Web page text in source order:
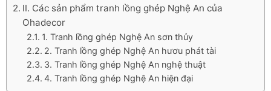
II. Các sản phẩm tranh lồng ghép Nghệ An của
Ohadecor
1. Tranh lồng ghép Nghệ An sơn thủy
2. Tranh lồng ghép Nghệ An hươu phát tài
3. Tranh lồng ghép Nghệ An nghệ thuật
4. Tranh lồng ghép Nghệ An hiện đại